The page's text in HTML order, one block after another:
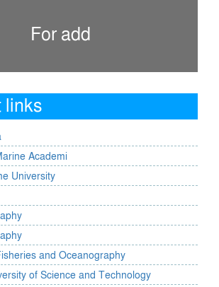
For add
links
Academi
University
and Oceanography
of Science and Technology